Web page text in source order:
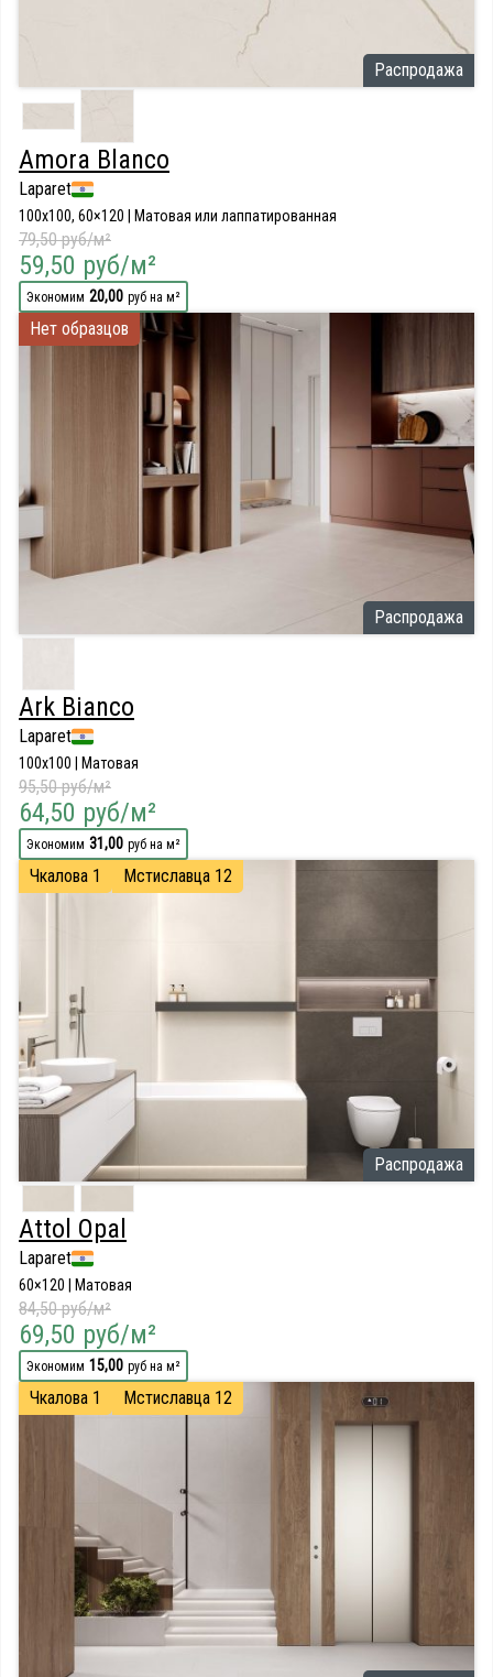
Распродажа
Amora Blanco
Laparet
100x100, 60×120 | Матовая или лаппатированная
79,50 руб/м²
59,50 руб/м²
Экономим 20,00 руб на м²
Нет образцов
Распродажа
Ark Bianco
Laparet
100x100 | Матовая
95,50 руб/м²
64,50 руб/м²
Экономим 31,00 руб на м²
Чкалова 1 Мстиславца 12
Распродажа
Attol Opal
Laparet
60×120 | Матовая
84,50 руб/м²
69,50 руб/м²
Экономим 15,00 руб на м²
Чкалова 1 Мстиславца 12